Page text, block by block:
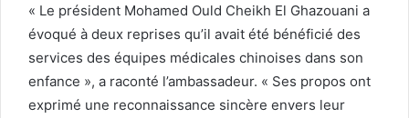
« Le président Mohamed Ould Cheikh El Ghazouani a
évoqué à deux reprises qu’il avait été bénéficié des
services des équipes médicales chinoises dans son
enfance », a raconté l’ambassadeur. « Ses propos ont
exprimé une reconnaissance sincère envers leur